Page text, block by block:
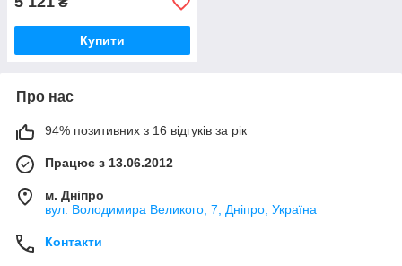
Купити
Про нас
94% позитивних з 16 відгуків за рік
Працює з 13.06.2012
м. Дніпро
вул. Володимира Великого, 7, Дніпро, Україна
Контакти